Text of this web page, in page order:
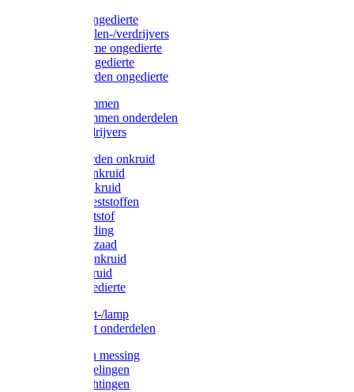
Diversen ongedierte
Insectenvallen-/verdrijvers
Protect Home ongedierte
Solabiol ongedierte
Protect Garden ongedierte
Mollenklemmen
Mollenklemmen onderdelen
Mollenverdrijvers
Protect Garden onkruid
Diversen onkruid
Solabiol onkruid
Solabiol meststoffen
Pokon meststof
Pokon voeding
Pokon graszaad
Roundup onkruid
Pokon onkruid
Pokon ongedierte
Vliegenkast-/lamp
Vliegenkast onderdelen
Zuigkorven messing
Geka koppelingen
Geka afdichtingen